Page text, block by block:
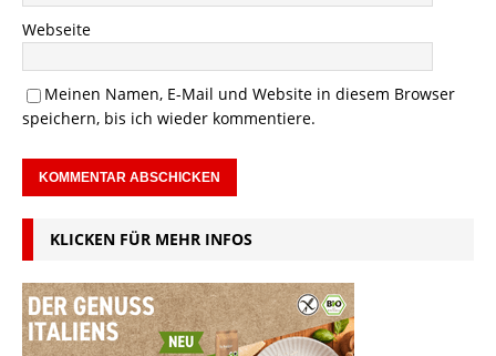
Webseite
Meinen Namen, E-Mail und Website in diesem Browser
speichern, bis ich wieder kommentiere.
KLICKEN FÜR MEHR INFOS